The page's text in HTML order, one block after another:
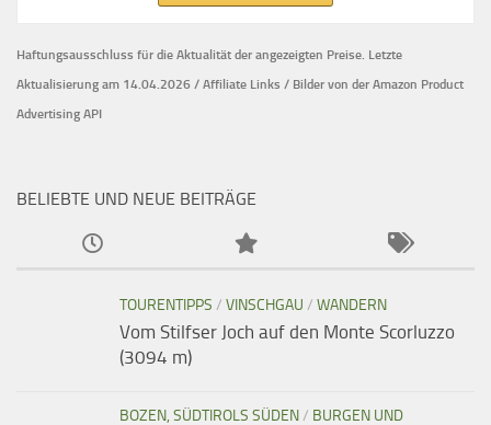
Haftungsausschluss für die Aktualität der angezeigten Preise. Letzte
Aktualisierung am 14.04.2026 / Affiliate Links / Bilder von der Amazon Product
Advertising API
BELIEBTE UND NEUE BEITRÄGE
TOURENTIPPS / VINSCHGAU / WANDERN
Vom Stilfser Joch auf den Monte Scorluzzo
(3094 m)
BOZEN, SÜDTIROLS SÜDEN/ BURGEN UND